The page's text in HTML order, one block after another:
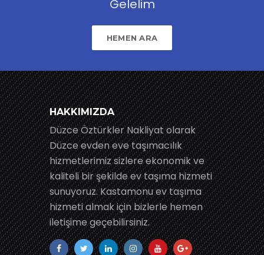
Gelelim
HEMEN ARA
HAKKIMIZDA
Düzce Öztürkler Nakliyat olarak
Düzce evden eve taşımacılık
hizmetlerimiz sizlere ekonomik ve
kaliteli bir şekilde ev taşıma hizmeti
sunuyoruz. Kastamonu ev taşıma
hizmeti almak için bizlerle hemen
iletişime geçebilirsiniz.